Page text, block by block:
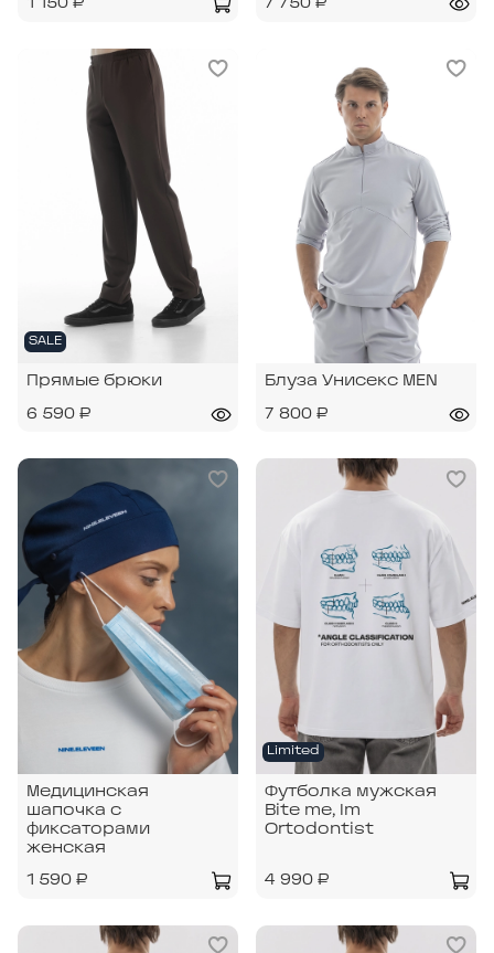
1 150 ₽ 7 750 ₽
SALE
Прямые брюки
6 590 ₽
Блуза Унисекс MEN
7 800 ₽
Медицинская
шапочка с
фиксаторами
женская
1 590 ₽
Limited
Футболка мужская
Bite me, Im
Ortodontist
4 990 ₽